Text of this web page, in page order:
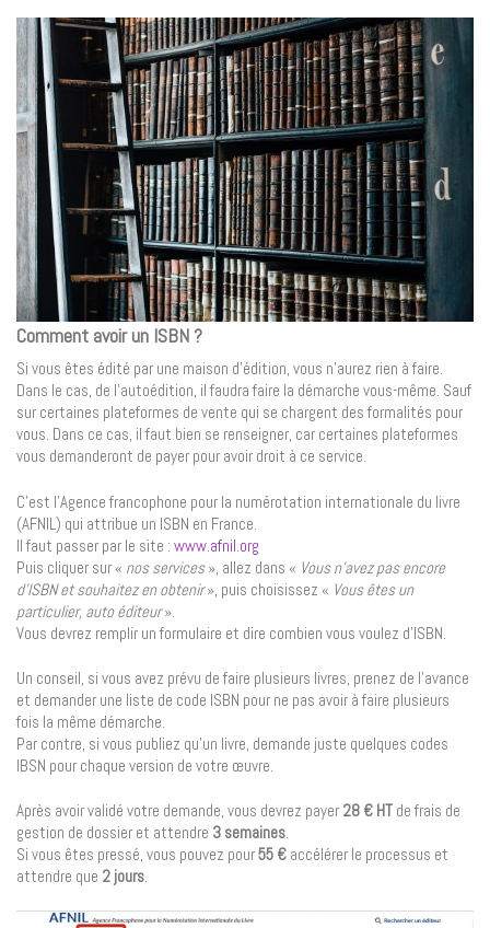
Comment avoir un ISBN ?
Si vous êtes édité par une maison d’édition, vous n’aurez rien à faire.
Dans le cas, de l’autoédition, il faudra faire la démarche vous-même. Sauf
sur certaines plateformes de vente qui se chargent des formalités pour
vous. Dans ce cas, il faut bien se renseigner, car certaines plateformes
vous demanderont de payer pour avoir droit à ce service.
C’est l’Agence francophone pour la numérotation internationale du livre
(AFNIL) qui attribue un ISBN en France.
Il faut passer par le site : www.afnil.org
Puis cliquer sur « nos services», allez dans « Vous n’avez pas encore
d’ISBN et souhaitez en obtenir», puis choisissez « Vous êtes un
particulier, auto éditeur».
Vous devrez remplir un formulaire et dire combien vous voulez d’ISBN.
Un conseil, si vous avez prévu de faire plusieurs livres, prenez de l’avance
et demander une liste de code ISBN pour ne pas avoir à faire plusieurs
fois la même démarche.
Par contre, si vous publiez qu’un livre, demande juste quelques codes
IBSN pour chaque version de votre œuvre.
Après avoir validé votre demande, vous devrez payer 28 € HT de frais de
gestion de dossier et attendre 3 semaines.
Si vous êtes pressé, vous pouvez pour55 € accélérer le processus et
attendre que 2 jours.